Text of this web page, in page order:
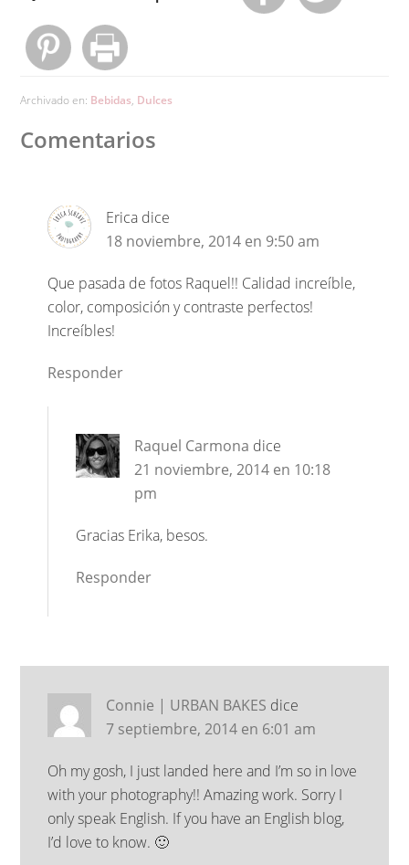
Archivado en: Bebidas, Dulces
Comentarios
Erica dice
18 noviembre, 2014 en 9:50 am
Que pasada de fotos Raquel!! Calidad increíble,
color, composición y contraste perfectos!
Increíbles!
Responder
Raquel Carmona dice
21 noviembre, 2014 en 10:18
pm
Gracias Erika, besos.
Responder
Connie | URBAN BAKES dice
7 septiembre, 2014 en 6:01 am
Oh my gosh, I just landed here and I’m so in love
with your photography!! Amazing work. Sorry I
only speak English. If you have an English blog,
I’d love to know. 🙂